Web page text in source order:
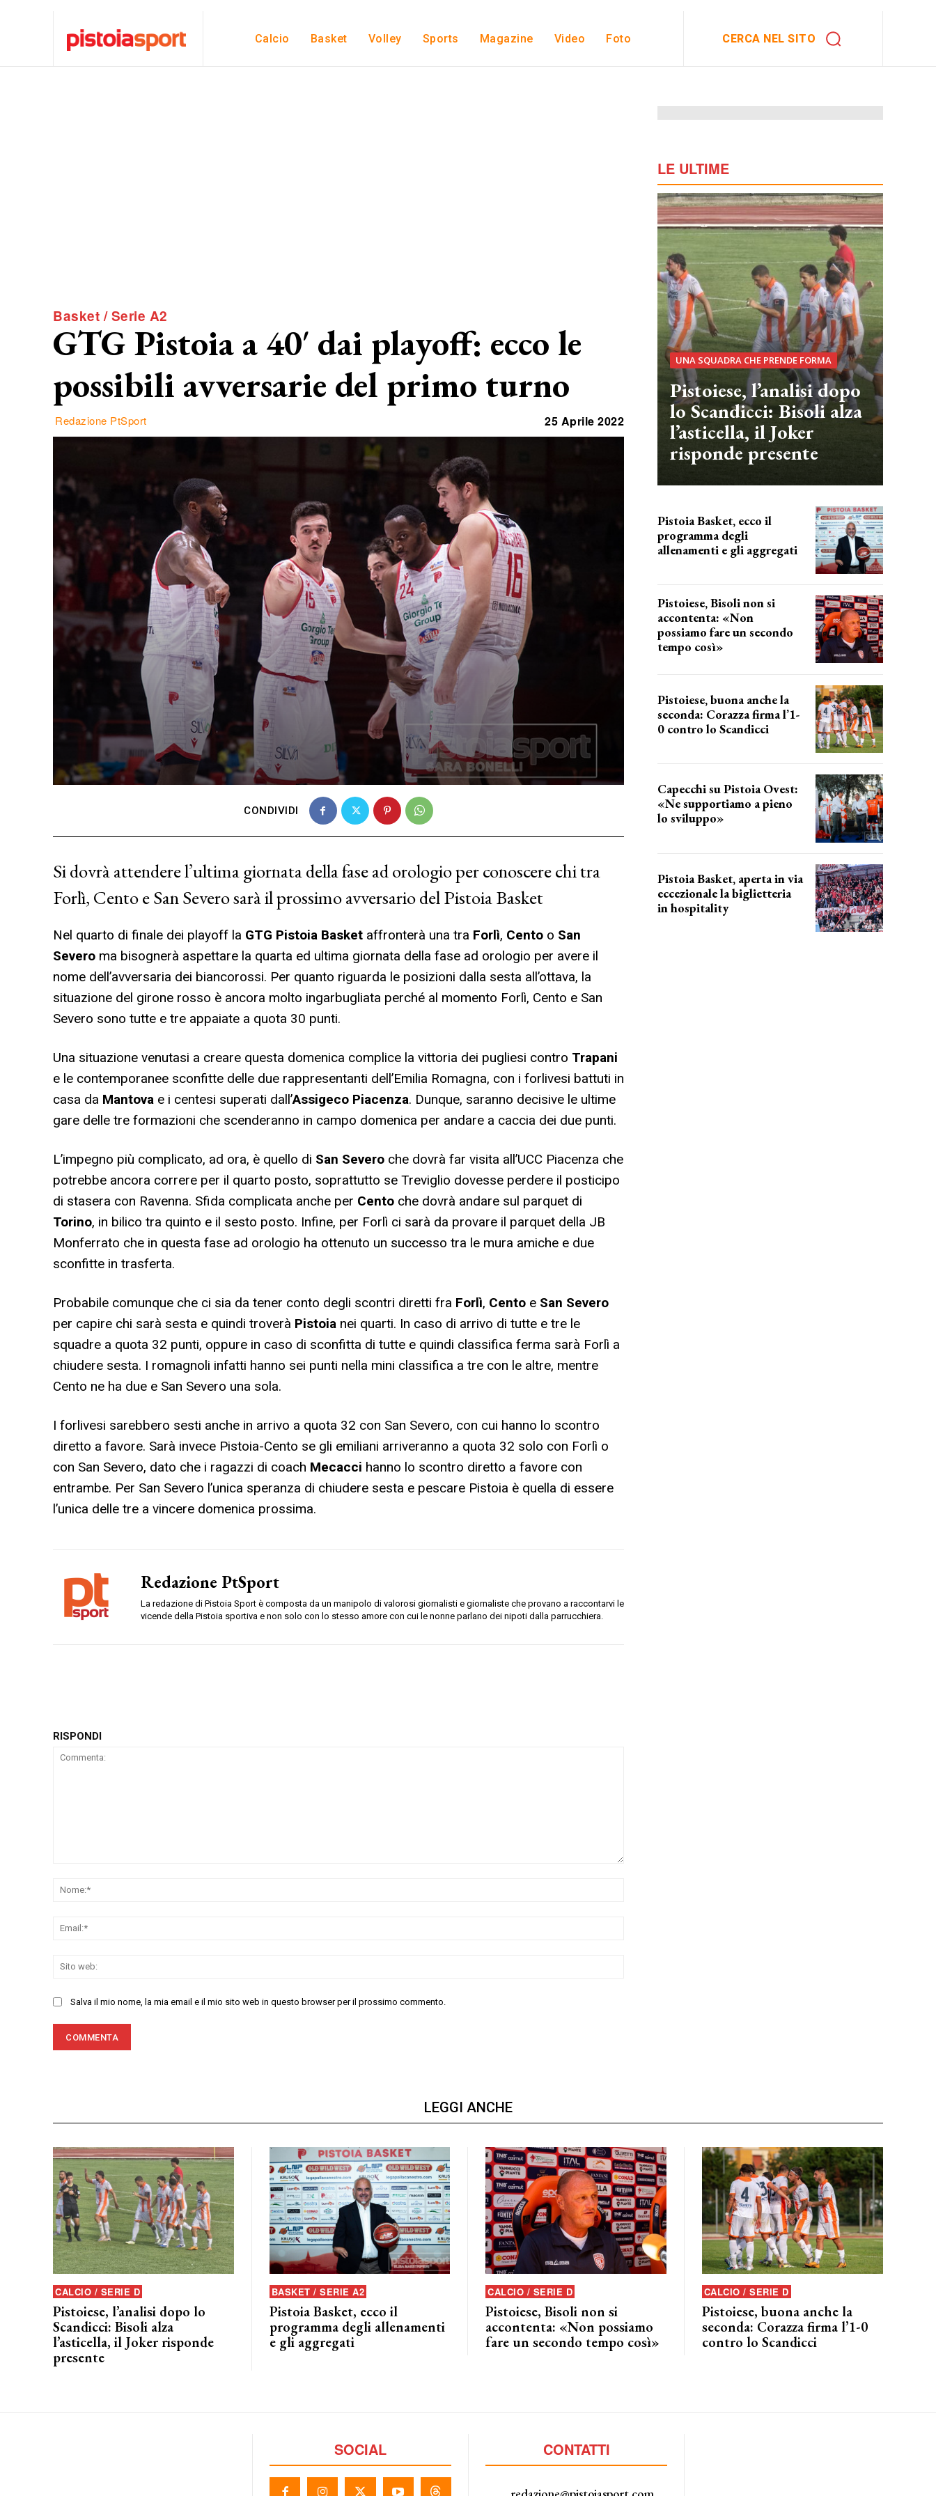
Calcio Basket Volley Sports Magazine Video Foto CERCA NEL SITO
Basket / Serie A2
GTG Pistoia a 40′ dai playoff: ecco le
possibili avversarie del primo turno
Redazione PtSport 25 Aprile 2022
CONDIVIDI
Si dovrà attendere l’ultima giornata della fase ad orologio per conoscere chi tra
Forlì, Cento e San Severo sarà il prossimo avversario del Pistoia Basket
Nel quarto di finale dei playoff la GTG Pistoia Basket affronterà una tra Forlì, Cento o San
Severo ma bisognerà aspettare la quarta ed ultima giornata della fase ad orologio per avere il
nome dell’avversaria dei biancorossi. Per quanto riguarda le posizioni dalla sesta all’ottava, la
situazione del girone rosso è ancora molto ingarbugliata perché al momento Forlì, Cento e San
Severo sono tutte e tre appaiate a quota 30 punti.
Una situazione venutasi a creare questa domenica complice la vittoria dei pugliesi contro Trapani
e le contemporanee sconfitte delle due rappresentanti dell’Emilia Romagna, con i forlivesi battuti in
casa da Mantova e i centesi superati dall’Assigeco Piacenza. Dunque, saranno decisive le ultime
gare delle tre formazioni che scenderanno in campo domenica per andare a caccia dei due punti.
L’impegno più complicato, ad ora, è quello di San Severo che dovrà far visita all’UCC Piacenza che
potrebbe ancora correre per il quarto posto, soprattutto se Treviglio dovesse perdere il posticipo
di stasera con Ravenna. Sfida complicata anche per Cento che dovrà andare sul parquet di
Torino, in bilico tra quinto e il sesto posto. Infine, per Forlì ci sarà da provare il parquet della JB
Monferrato che in questa fase ad orologio ha ottenuto un successo tra le mura amiche e due
sconfitte in trasferta.
Probabile comunque che ci sia da tener conto degli scontri diretti fra Forlì, Cento e San Severo
per capire chi sarà sesta e quindi troverà Pistoia nei quarti. In caso di arrivo di tutte e tre le
squadre a quota 32 punti, oppure in caso di sconfitta di tutte e quindi classifica ferma sarà Forlì a
chiudere sesta. I romagnoli infatti hanno sei punti nella mini classifica a tre con le altre, mentre
Cento ne ha due e San Severo una sola.
I forlivesi sarebbero sesti anche in arrivo a quota 32 con San Severo, con cui hanno lo scontro
diretto a favore. Sarà invece Pistoia-Cento se gli emiliani arriveranno a quota 32 solo con Forlì o
con San Severo, dato che i ragazzi di coach Mecacci hanno lo scontro diretto a favore con
entrambe. Per San Severo l’unica speranza di chiudere sesta e pescare Pistoia è quella di essere
l’unica delle tre a vincere domenica prossima.
Redazione PtSport
La redazione di Pistoia Sport è composta da un manipolo di valorosi giornalisti e giornaliste che provano a raccontarvi le
vicende della Pistoia sportiva e non solo con lo stesso amore con cui le nonne parlano dei nipoti dalla parrucchiera.
RISPONDI
Salva il mio nome, la mia email e il mio sito web in questo browser per il prossimo commento.
LE ULTIME
UNA SQUADRA CHE PRENDE FORMA
Pistoiese, l’analisi dopo
lo Scandicci: Bisoli alza
l’asticella, il Joker
risponde presente
Pistoia Basket, ecco il
programma degli
allenamenti e gli aggregati
Pistoiese, Bisoli non si
accontenta: «Non
possiamo fare un secondo
tempo così»
Pistoiese, buona anche la
seconda: Corazza firma l’1-
0 contro lo Scandicci
Capecchi su Pistoia Ovest:
«Ne supportiamo a pieno
lo sviluppo»
Pistoia Basket, aperta in via
eccezionale la biglietteria
in hospitality
LEGGI ANCHE
CALCIO / SERIE D
Pistoiese, l’analisi dopo lo
Scandicci: Bisoli alza
l’asticella, il Joker risponde
presente
BASKET / SERIE A2
Pistoia Basket, ecco il
programma degli allenamenti
e gli aggregati
CALCIO / SERIE D
Pistoiese, Bisoli non si
accontenta: «Non possiamo
fare un secondo tempo così»
CALCIO / SERIE D
Pistoiese, buona anche la
seconda: Corazza firma l’1-0
contro lo Scandicci
SOCIAL CONTATTI